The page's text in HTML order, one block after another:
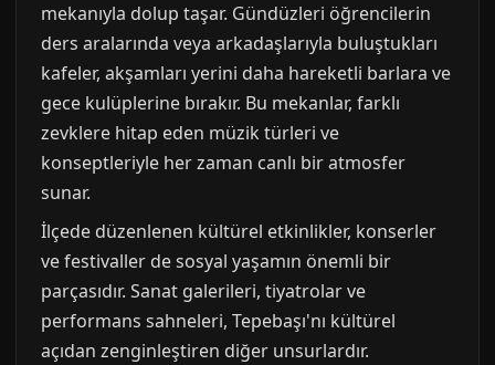
mekanıyla dolup taşar. Gündüzleri öğrencilerin
ders aralarında veya arkadaşlarıyla buluştukları
kafeler, akşamları yerini daha hareketli barlara ve
gece kulüplerine bırakır. Bu mekanlar, farklı
zevklere hitap eden müzik türleri ve
konseptleriyle her zaman canlı bir atmosfer
sunar.
İlçede düzenlenen kültürel etkinlikler, konserler
ve festivaller de sosyal yaşamın önemli bir
parçasıdır. Sanat galerileri, tiyatrolar ve
performans sahneleri, Tepebaşı'nı kültürel
açıdan zenginleştiren diğer unsurlardır.